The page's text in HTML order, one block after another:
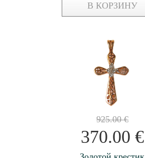
В КОРЗИНУ
925.00€
370.00 €